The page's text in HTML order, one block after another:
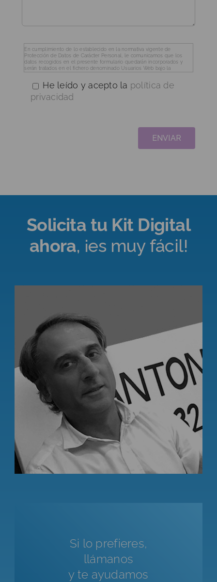
En cumplimiento de lo establecido en la normativa vigente de
Protección de Datos de Carácter Personal, le comunicamos que los
datos recogidos en el presente formulario quedarán incorporados y
serán tratados en el fichero denominado Usuarios Web bajo la
prestar sus servicios, así como para mantenerme informado sobre
cuestiones relativas a la actividad de la empresa.
Le informamos que los datos que nos facilite serán tratados de forma
leal, transparente, adecuada, pertinente, limitada, exacta y actualizada y
En el supuesto de que se produzcan cambios en alguno de los datos
He leído y acepto la política de
privacidad
Solicita tu Kit Digital
ahora, ¡es muy fácil!
Si lo prefieres,
llámanos
y te ayudamos